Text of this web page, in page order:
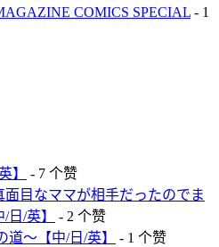
COMICS SPECIAL - 1
】
- 7 个赞
目なママが相手だったのでま
/英】
- 2 个赞
～【中/日/英】
- 1 个赞